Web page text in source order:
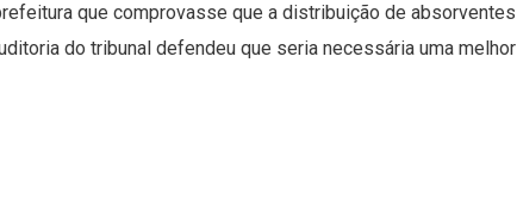
que comprovasse que a distribuição de absorventes
do tribunal defendeu que seria necessária uma melhor